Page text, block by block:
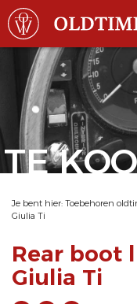
TE
Je bent hier: Toebehoren
Giulia Ti
Rear boot
Giulia Ti